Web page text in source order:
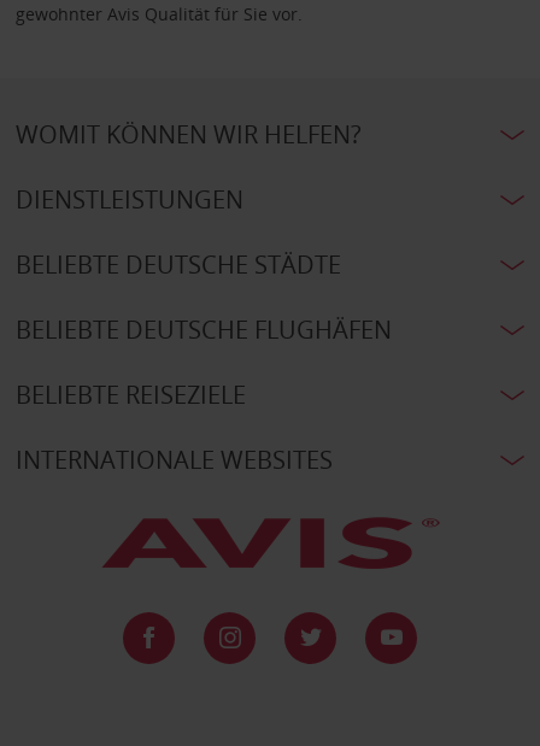
gewohnter Avis Qualität für Sie vor.
WOMIT KÖNNEN WIR HELFEN?
DIENSTLEISTUNGEN
BELIEBTE DEUTSCHE STÄDTE
BELIEBTE DEUTSCHE FLUGHÄFEN
BELIEBTE REISEZIELE
INTERNATIONALE WEBSITES